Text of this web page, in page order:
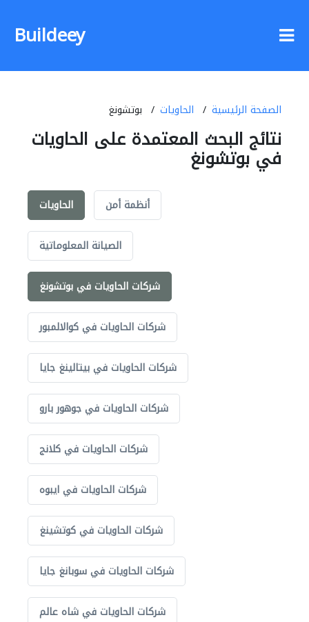
Buildeey
الصفحة الرئيسية الحاويات بوتشونغ
نتائج البحث المعتمدة على الحاويات
في بوتشونغ
الحاويات أنظمة أمن
الصيانة المعلوماتية
شركات الحاويات في بوتشونغ
شركات الحاويات في كوالالمبور
شركات الحاويات في بيتالينغ جايا
شركات الحاويات في جوهور بارو
شركات الحاويات في كلانج
شركات الحاويات في ايبوه
شركات الحاويات في كوتشينغ
شركات الحاويات في سوبانغ جايا
شركات الحاويات في شاه عالم